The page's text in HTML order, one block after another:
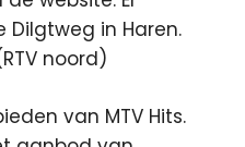
in Haren.
noord)
van MTV Hits.